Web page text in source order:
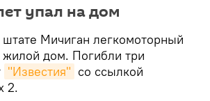
упал на дом
Мичиган легкомоторный
жилой дом. Погибли три
"Известия" со ссылкой
2.